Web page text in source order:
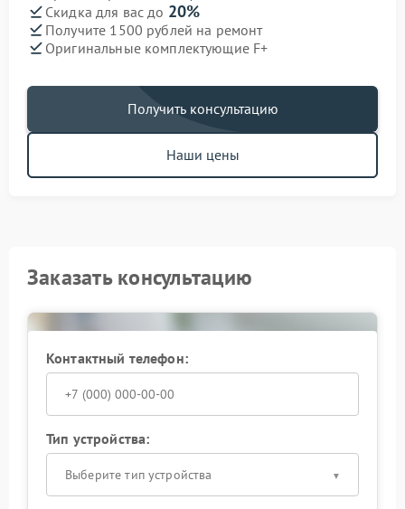
Скидка для вас до 20%
Получите 1500 рублей на ремонт
Оригинальные комплектующие F+
Получить консультацию
Наши цены
Заказать консультацию
Контактный телефон:
Тип устройства:
Выберите тип устройства